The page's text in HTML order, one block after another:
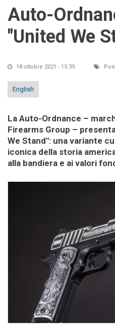
Auto-Ordnance 1911
"United We
18 ottobre 2021 - 15:39
English
La Auto-Ordnance –
Firearms Group –
We Stand": una variante
iconica della storia
alla bandiera e ai valori